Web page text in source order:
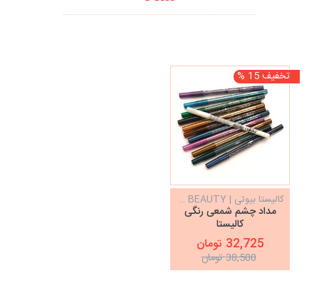
تخفیف 15 %
کالیستا بیوتی | CALISTA BEAUTY
مداد چشم شمعی رنگی
کالیستا
32,725 تومان
38,500 تومان